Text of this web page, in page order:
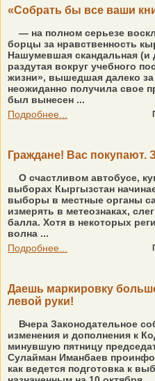
«Собрать бы все ваши
— на полном серьезе
борцы за нравственность
Нашумевшая скандальная (и
раздутая вокруг учебного
жизни», вышедшая далеко
неожиданно получила свое
был вынесен ...
Подробнее...
Граждане! Вас покупают.
О счастливом автобусе,
выборах Кыргызстан
выборы в местные органы
измерять в метеознаках,
балла. Хотя в некоторых
волна ...
Подробнее...
Даешь маркировку
левой руки!
Вчера Законодательное
изменения и дополнения к
минувшую пятницу
Сулайман Иманбаев
как ведется подготовка к